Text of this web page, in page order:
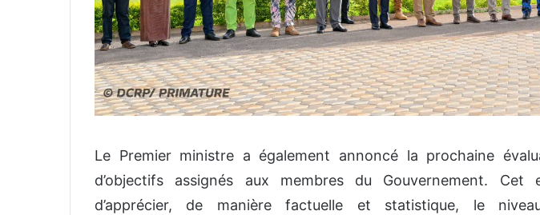
‎Le Premier ministre a également annoncé la prochaine
d’objectifs assignés aux membres du Gouvernement. Cet
d’apprécier, de manière factuelle et statistique, le